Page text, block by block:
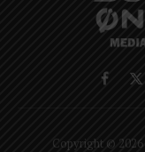
X
Copyright © 2026